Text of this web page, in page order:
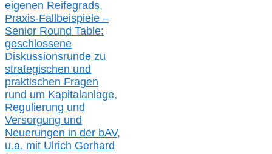
eigenen Reifegrads,
Praxis-Fallbeispiele –
Senior Round Table:
geschlossene
Diskussionsrunde zu
strategischen und
praktischen Fragen
rund um Kapitalanlage,
Regulierung und
Versorgung und
Neuerungen in der bAV,
u.a. mit Ulrich Gerhard